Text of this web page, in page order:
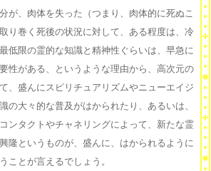
が、肉体を失った（つまり、肉体的に死ぬこ
り巻く死後の状況に対して、ある程度は、冷
低限の霊的な知識と精神性ぐらいは、早急に
性がある、というような理由から、高次元の
、盛んにスピリチュアリズムやニューエイジ
の大々的な普及がはかられたり、あるいは、
ンタクトやチャネリングによって、新たな霊
隆というものが、盛んに、はかられるように
ことが言えるでしょう。